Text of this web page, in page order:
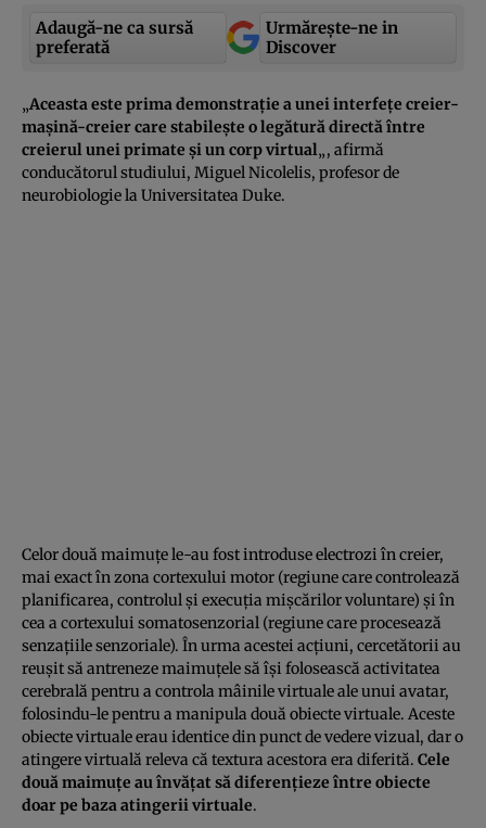
Adaugă-ne ca sursă
preferată
Urmărește-ne in
Discover
„Aceasta este prima demonstraţie a unei interfeţe creier-
maşină-creier care stabileşte o legătură directă între
creierul unei primate şi un corp virtual„, afirmă
conducătorul studiului, Miguel Nicolelis, profesor de
neurobiologie la Universitatea Duke.
Celor două maimuţe le-au fost introduse electrozi în creier,
mai exact în zona cortexului motor (regiune care controlează
planificarea, controlul şi execuţia mişcărilor voluntare) şi în
cea a cortexului somatosenzorial (regiune care procesează
senzaţiile senzoriale). În urma acestei acţiuni, cercetătorii au
reuşit să antreneze maimuţele să îşi folosească activitatea
cerebrală pentru a controla mâinile virtuale ale unui avatar,
folosindu-le pentru a manipula două obiecte virtuale. Aceste
obiecte virtuale erau identice din punct de vedere vizual, dar o
atingere virtuală releva că textura acestora era diferită. Cele
două maimuţe au învăţat să diferenţieze între obiecte
doar pe baza atingerii virtuale.